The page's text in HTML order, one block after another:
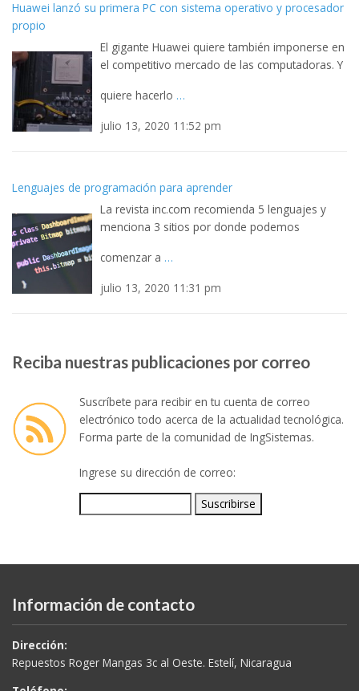
El gigante Huawei quiere también imponerse en
quiere hacerlo…
julio 13, 2020 11:52 pm
La revista inc.com recomienda 5 lenguajes y
menciona 3 sitios por donde podemos
comenzar a …
julio 13, 2020 11:31 pm
Suscríbete para recibir en tu cuenta de correo
Forma parte de la comunidad de IngSistemas.
Ingrese su dirección de correo:
Teléfono: